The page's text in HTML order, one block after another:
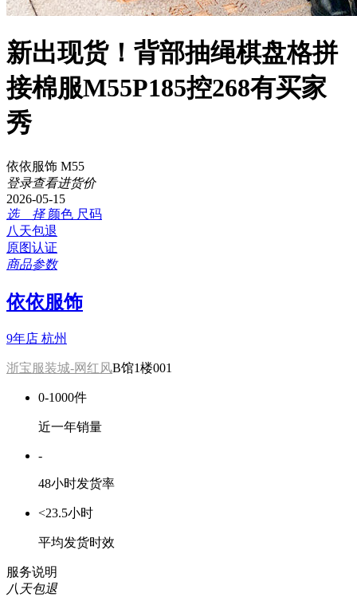
新出现货！背部抽绳棋盘格拼
接棉服M55P185控268有买家
秀
依依服饰 M55
登录查看进货价
2026-05-15
选 择 颜色 尺码
八天包退
原图认证
商品参数
依依服饰
9年店 杭州
浙宝服装城-网红风B馆1楼001
0-1000件
近一年销量
-
48小时发货率
<23.5小时
平均发货时效
服务说明
八天包退